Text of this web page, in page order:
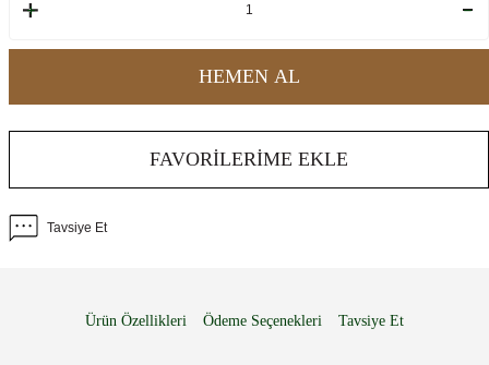
HEMEN AL
FAVORILERIME EKLE
Tavsiye Et
Ürün Özellikleri Ödeme Seçenekleri Tavsiye Et